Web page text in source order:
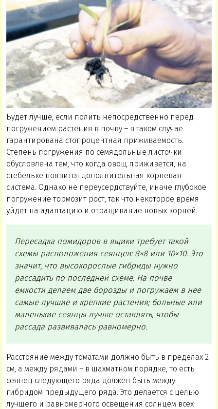
Будет лучше, если полить непосредственно перед
погружением растения в почву – в таком случае
гарантирована стопроцентная приживаемость.
Степень погружения по семядольные листочки
обусловлена тем, что когда овощ приживется, на
стебельке появится дополнительная корневая
система. Однако не переусердствуйте, иначе глубокое
погружение тормозит рост, так что некоторое время
уйдет на адаптацию и отращивание новых корней.
Пересадка помидоров в ящики требует такой
схемы расположения сеянцев: 8×8 или 10×10. Это
значит, что высокорослые гибриды нужно
рассадить по последней схеме. На почве
емкости делаем две борозды и погружаем в нее
самые лучшие и крепкие растения; больные или
маленькие сеянцы лучше оставлять, чтобы
рассада развивалась равномерно.
Расстояние между томатами должно быть в пределах 2
см, а между рядами – в шахматном порядке, то есть
сеянец следующего ряда должен быть между
гибридом предыдущего ряда. Это делается с целью
лучшего и равномерного освещения солнцем всех